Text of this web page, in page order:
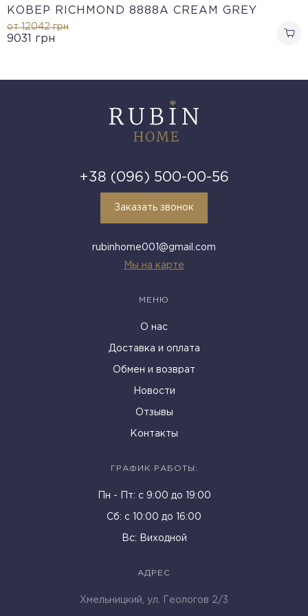
КОВЕР RICHMOND 8888A CREAM GREY
от 12042грн
9031 грн
+38 (096) 500-00-56
Заказать звонок
rubinhome001@gmail.com
Мы на карте
МЕНЮ
О нас
Доставка и оплата
Обмен и возврат
Новости
Отзывы
Контакты
ГРАФИК РАБОТЫ:
Пн - Пт: c 9:00 до 19:00
Cб: с 10:00 до 16:00
Вс: Виходной
АДРЕС
Хмельницкий, ул. Геологов 2/3